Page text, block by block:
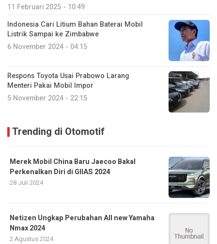
11 Februari 2025 - 10:49
Indonesia Cari Litium Bahan Baterai Mobil
Listrik Sampai ke Zimbabwe
6 November 2024 - 04:15
Respons Toyota Usai Prabowo Larang
Menteri Pakai Mobil Impor
5 November 2024 - 22:15
Trending di Otomotif
Merek Mobil China Baru Jaecoo Bakal
Perkenalkan Diri di GIIAS 2024
28 Juli 2024
Netizen Ungkap Perubahan All new Yamaha
Nmax 2024
2 Agustus 2024